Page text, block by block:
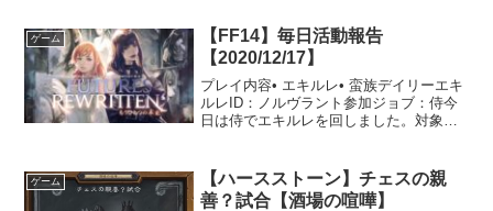
ゲーム
【FF14】毎日活動報告
【2020/12/17】
プレイ内容• エキルレ• 蛮族デイリーエキ
ルレID：ノルヴラント参加ジョブ：侍今
日は侍でエキルレを回しました。対象も
を3つもらいました。もしかしたら3人と
も身内だった...
ゲーム
【ハースストーン】チェスの親
善？試合【酒場の喧嘩】